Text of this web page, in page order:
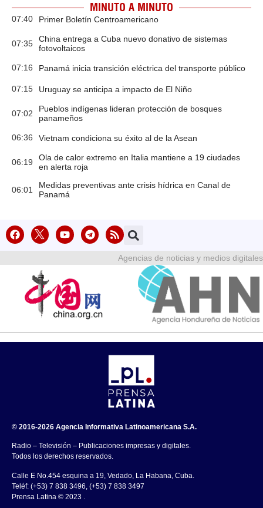
MINUTO A MINUTO
07:40 Primer Boletín Centroamericano
07:35
China entrega a Cuba nuevo donativo de sistemas
fotovoltaicos
07:16 Panamá inicia transición eléctrica del transporte público
07:15 Uruguay se anticipa a impacto de El Niño
07:02
Pueblos indígenas lideran protección de bosques
panameños
06:36 Vietnam condiciona su éxito al de la Asean
06:19
Ola de calor extremo en Italia mantiene a 19 ciudades
en alerta roja
06:01
Medidas preventivas ante crisis hídrica en Canal de
Panamá
Agencias de noticias y medios digitales
© 2016-2026 Agencia Informativa Latinoamericana S.A.
Radio – Televisión – Publicaciones impresas y digitales.
Todos los derechos reservados.
Calle E No.454 esquina a 19, Vedado, La Habana, Cuba.
Teléf: (+53) 7 838 3496, (+53) 7 838 3497
Prensa Latina © 2023 .